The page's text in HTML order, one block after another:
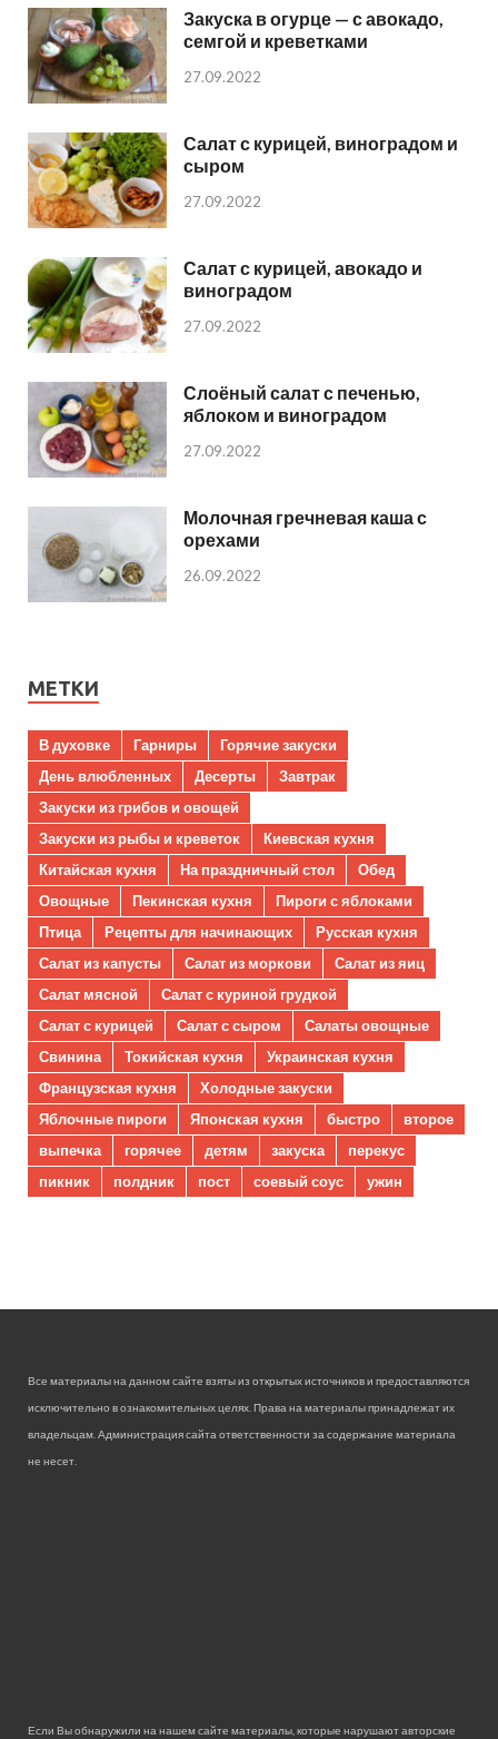
Закуска в огурце — с авокадо,
семгой и креветками
27.09.2022
Салат с курицей, виноградом и
сыром
27.09.2022
Салат с курицей, авокадо и
виноградом
27.09.2022
Слоёный салат с печенью,
яблоком и виноградом
27.09.2022
Молочная гречневая каша с
орехами
26.09.2022
МЕТКИ
В духовке Гарниры
Горячие закуски
День влюбленных
Десерты
Завтрак
Закуски из грибов и овощей
Закуски из рыбы и креветок
Киевская кухня
Китайская кухня
На праздничный стол
Обед
Овощные
Пекинская кухня
Пироги с яблоками
Птица
Рецепты для начинающих
Русская кухня
Салат из капусты
Салат из моркови
Салат из яиц
Салат мясной
Салат с куриной грудкой
Салат с курицей
Салат с сыром
Салаты овощные
Свинина
Токийская кухня
Украинская кухня
Французская кухня
Холодные закуски
Яблочные пироги
Японская кухня быстро
второе
выпечка
горячее детям закуска
перекус
пикник
полдник пост соевый соус ужин
Все материалы на данном сайте взяты из открытых источников и предоставляются
исключительно в ознакомительных целях. Права на материалы принадлежат их
владельцам. Администрация сайта ответственности за содержание материала
не несет.
Если Вы обнаружили на нашем сайте материалы, которые нарушают авторские